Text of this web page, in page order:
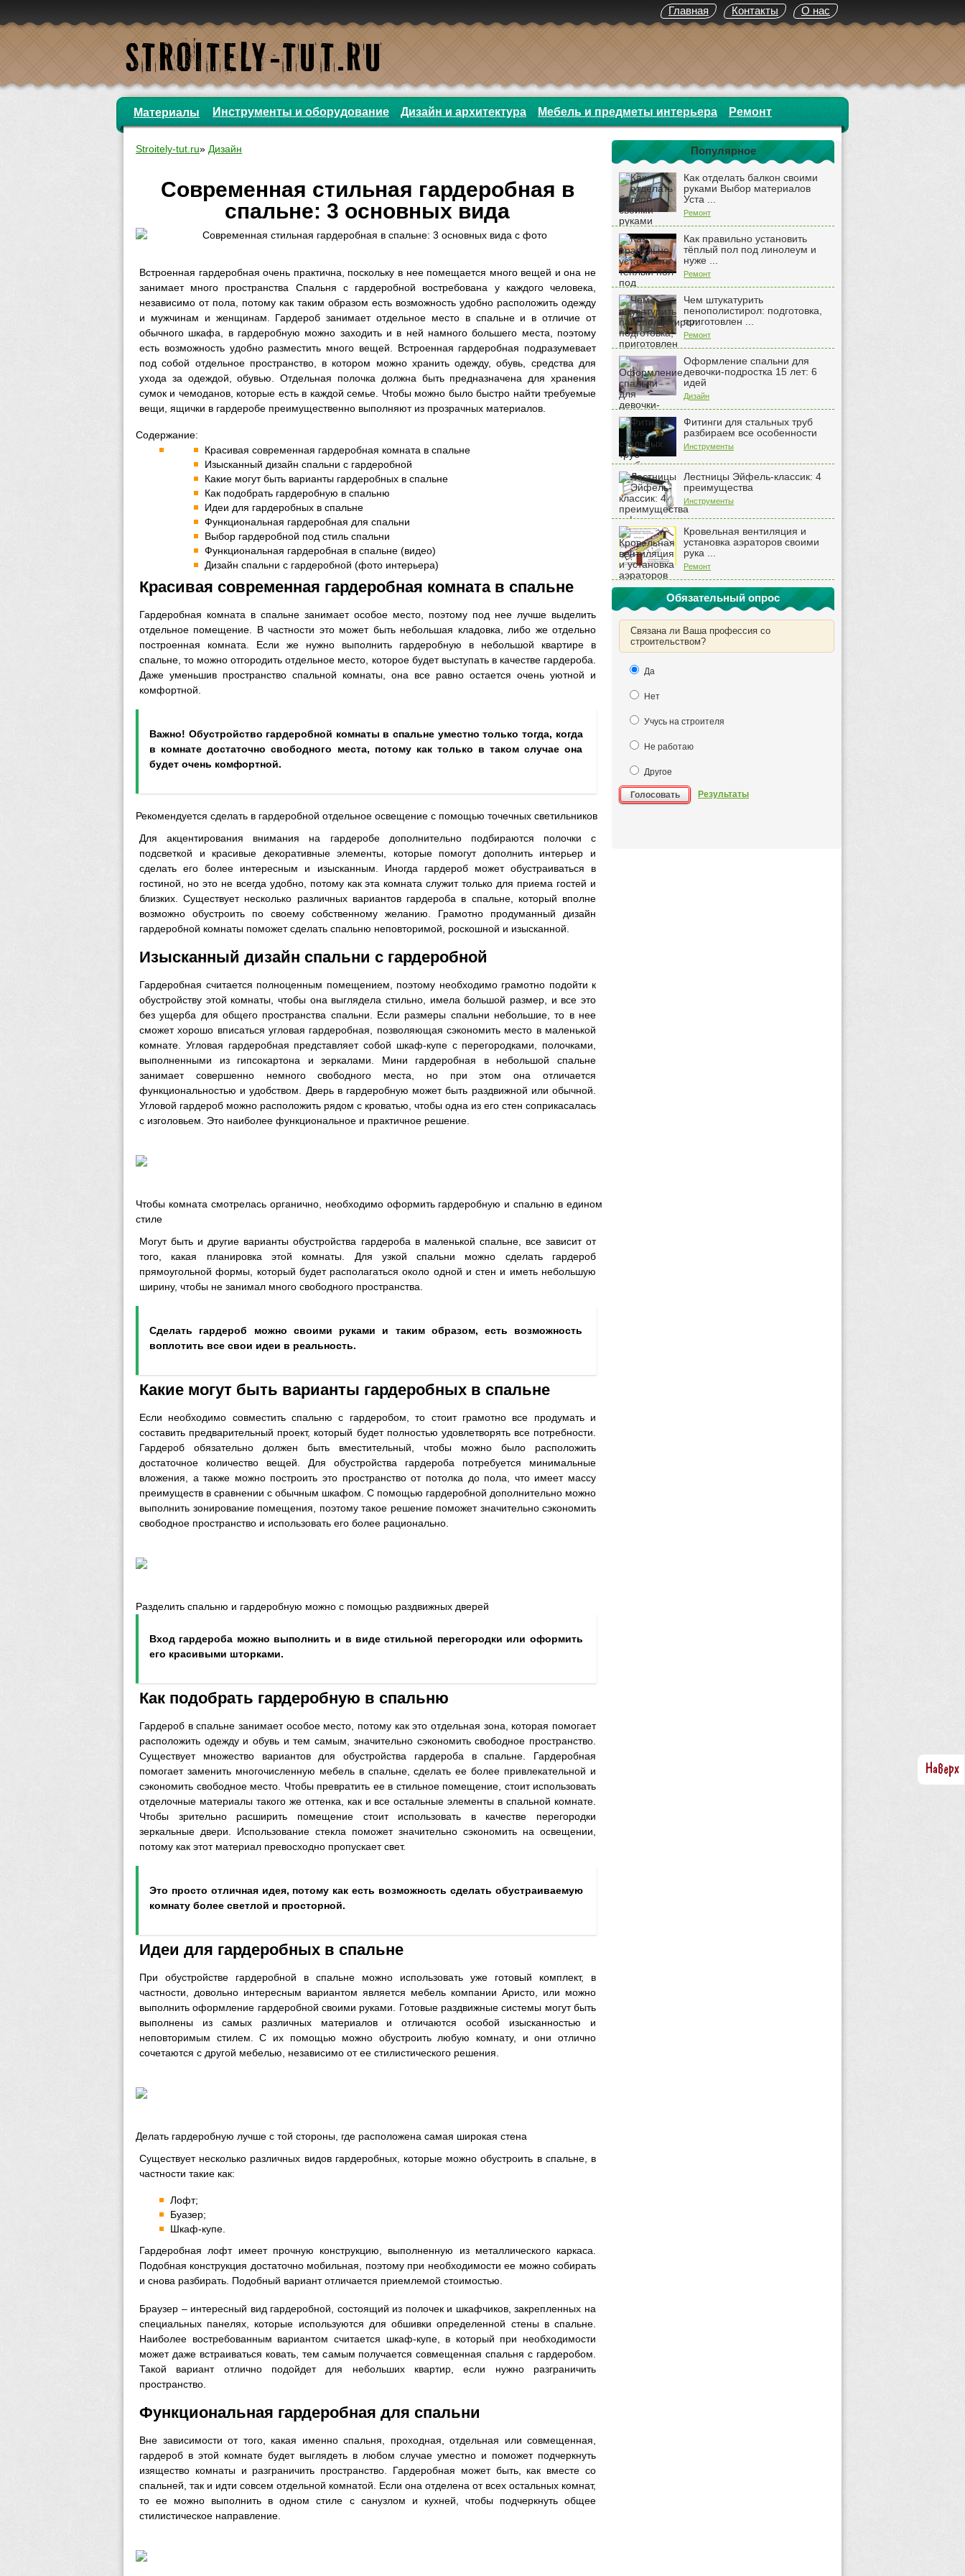
О нас
Контакты
Главная
Материалы Инструменты и оборудование Дизайн и архитектура Мебель и предметы интерьера Ремонт
Популярное
Как отделать балкон своими
руками Выбор материалов
Уста ...
Ремонт
Как правильно установить
тёплый пол под линолеум и
нуже ...
Ремонт
Чем штукатурить
пенополистирол: подготовка,
приготовлен ...
Ремонт
Оформление спальни для
девочки-подростка 15 лет: 6
идей
Дизайн
Фитинги для стальных труб
разбираем все особенности
Инструменты
Лестницы Эйфель-классик: 4
преимущества
Инструменты
Кровельная вентиляция и
установка аэраторов своими
рука ...
Ремонт
Обязательный опрос
Связана ли Ваша профессия со
строительством?
Да
Нет
Учусь на строителя
Не работаю
Другое
Голосовать Результаты
Stroitely-tut.ru» Дизайн
Современная стильная гардеробная в
спальне: 3 основных вида
Встроенная гардеробная очень практична, поскольку в нее помещается много вещей и она не
занимает много пространства Спальня с гардеробной востребована у каждого человека,
независимо от пола, потому как таким образом есть возможность удобно расположить одежду
и мужчинам и женщинам. Гардероб занимает отдельное место в спальне и в отличие от
обычного шкафа, в гардеробную можно заходить и в ней намного большего места, поэтому
есть возможность удобно разместить много вещей. Встроенная гардеробная подразумевает
под собой отдельное пространство, в котором можно хранить одежду, обувь, средства для
ухода за одеждой, обувью. Отдельная полочка должна быть предназначена для хранения
сумок и чемоданов, которые есть в каждой семье. Чтобы можно было быстро найти требуемые
вещи, ящички в гардеробе преимущественно выполняют из прозрачных материалов.
Содержание:
Красивая современная гардеробная комната в спальне
Изысканный дизайн спальни с гардеробной
Какие могут быть варианты гардеробных в спальне
Как подобрать гардеробную в спальню
Идеи для гардеробных в спальне
Функциональная гардеробная для спальни
Выбор гардеробной под стиль спальни
Функциональная гардеробная в спальне (видео)
Дизайн спальни с гардеробной (фото интерьера)
Красивая современная гардеробная комната в спальне
Гардеробная комната в спальне занимает особое место, поэтому под нее лучше выделить
отдельное помещение. В частности это может быть небольшая кладовка, либо же отдельно
построенная комната. Если же нужно выполнить гардеробную в небольшой квартире в
спальне, то можно отгородить отдельное место, которое будет выступать в качестве гардероба.
Даже уменьшив пространство спальной комнаты, она все равно остается очень уютной и
комфортной.
Важно! Обустройство гардеробной комнаты в спальне уместно только тогда, когда
в комнате достаточно свободного места, потому как только в таком случае она
будет очень комфортной.
Рекомендуется сделать в гардеробной отдельное освещение с помощью точечных светильников
Для акцентирования внимания на гардеробе дополнительно подбираются полочки с
подсветкой и красивые декоративные элементы, которые помогут дополнить интерьер и
сделать его более интересным и изысканным. Иногда гардероб может обустраиваться в
гостиной, но это не всегда удобно, потому как эта комната служит только для приема гостей и
близких. Существует несколько различных вариантов гардероба в спальне, который вполне
возможно обустроить по своему собственному желанию. Грамотно продуманный дизайн
гардеробной комнаты поможет сделать спальню неповторимой, роскошной и изысканной.
Изысканный дизайн спальни с гардеробной
Гардеробная считается полноценным помещением, поэтому необходимо грамотно подойти к
обустройству этой комнаты, чтобы она выглядела стильно, имела большой размер, и все это
без ущерба для общего пространства спальни. Если размеры спальни небольшие, то в нее
сможет хорошо вписаться угловая гардеробная, позволяющая сэкономить место в маленькой
комнате. Угловая гардеробная представляет собой шкаф-купе с перегородками, полочками,
выполненными из гипсокартона и зеркалами. Мини гардеробная в небольшой спальне
занимает совершенно немного свободного места, но при этом она отличается
функциональностью и удобством. Дверь в гардеробную может быть раздвижной или обычной.
Угловой гардероб можно расположить рядом с кроватью, чтобы одна из его стен соприкасалась
с изголовьем. Это наиболее функциональное и практичное решение.
Чтобы комната смотрелась органично, необходимо оформить гардеробную и спальню в едином
стиле
Могут быть и другие варианты обустройства гардероба в маленькой спальне, все зависит от
того, какая планировка этой комнаты. Для узкой спальни можно сделать гардероб
прямоугольной формы, который будет располагаться около одной и стен и иметь небольшую
ширину, чтобы не занимал много свободного пространства.
Сделать гардероб можно своими руками и таким образом, есть возможность
воплотить все свои идеи в реальность.
Какие могут быть варианты гардеробных в спальне
Если необходимо совместить спальню с гардеробом, то стоит грамотно все продумать и
составить предварительный проект, который будет полностью удовлетворять все потребности.
Гардероб обязательно должен быть вместительный, чтобы можно было расположить
достаточное количество вещей. Для обустройства гардероба потребуется минимальные
вложения, а также можно построить это пространство от потолка до пола, что имеет массу
преимуществ в сравнении с обычным шкафом. С помощью гардеробной дополнительно можно
выполнить зонирование помещения, поэтому такое решение поможет значительно сэкономить
свободное пространство и использовать его более рационально.
Разделить спальню и гардеробную можно с помощью раздвижных дверей
Вход гардероба можно выполнить и в виде стильной перегородки или оформить
его красивыми шторками.
Как подобрать гардеробную в спальню
Гардероб в спальне занимает особое место, потому как это отдельная зона, которая помогает
расположить одежду и обувь и тем самым, значительно сэкономить свободное пространство.
Существует множество вариантов для обустройства гардероба в спальне. Гардеробная
помогает заменить многочисленную мебель в спальне, сделать ее более привлекательной и
сэкономить свободное место. Чтобы превратить ее в стильное помещение, стоит использовать
отделочные материалы такого же оттенка, как и все остальные элементы в спальной комнате.
Чтобы зрительно расширить помещение стоит использовать в качестве перегородки
зеркальные двери. Использование стекла поможет значительно сэкономить на освещении,
потому как этот материал превосходно пропускает свет.
Это просто отличная идея, потому как есть возможность сделать обустраиваемую
комнату более светлой и просторной.
Идеи для гардеробных в спальне
При обустройстве гардеробной в спальне можно использовать уже готовый комплект, в
частности, довольно интересным вариантом является мебель компании Аристо, или можно
выполнить оформление гардеробной своими руками. Готовые раздвижные системы могут быть
выполнены из самых различных материалов и отличаются особой изысканностью и
неповторимым стилем. С их помощью можно обустроить любую комнату, и они отлично
сочетаются с другой мебелью, независимо от ее стилистического решения.
Делать гардеробную лучше с той стороны, где расположена самая широкая стена
Существует несколько различных видов гардеробных, которые можно обустроить в спальне, в
частности такие как:
Лофт;
Буазер;
Шкаф-купе.
Гардеробная лофт имеет прочную конструкцию, выполненную из металлического каркаса.
Подобная конструкция достаточно мобильная, поэтому при необходимости ее можно собирать
и снова разбирать. Подобный вариант отличается приемлемой стоимостью.
Браузер – интересный вид гардеробной, состоящий из полочек и шкафчиков, закрепленных на
специальных панелях, которые используются для обшивки определенной стены в спальне.
Наиболее востребованным вариантом считается шкаф-купе, в который при необходимости
может даже встраиваться ковать, тем самым получается совмещенная спальня с гардеробом.
Такой вариант отлично подойдет для небольших квартир, если нужно разграничить
пространство.
Функциональная гардеробная для спальни
Вне зависимости от того, какая именно спальня, проходная, отдельная или совмещенная,
гардероб в этой комнате будет выглядеть в любом случае уместно и поможет подчеркнуть
изящество комнаты и разграничить пространство. Гардеробная может быть, как вместе со
спальней, так и идти совсем отдельной комнатой. Если она отделена от всех остальных комнат,
то ее можно выполнить в одном стиле с санузлом и кухней, чтобы подчеркнуть общее
стилистическое направление.